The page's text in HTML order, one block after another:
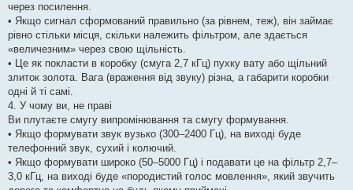
через посилення.
• Якщо сигнал сформований правильно (за рівнем, теж), він займає
рівно стільки місця, скільки належить фільтром, але здається
«величезним» через свою щільність.
• Це як покласти в коробку (смуга 2,7 кГц) пухку вату або щільний
злиток золота. Вага (враження від звуку) різна, а габарити коробки
одні й ті самі.
4. У чому ви, не праві
Ви плутаєте смугу випромінювання та смугу формування.
• Якщо формувати звук вузько (300–2400 Гц), на виході буде
телефонний звук, сухий і колючий.
• Якщо формувати широко (50–5000 Гц) і подавати це на фільтр 2,7–
3,0 кГц, на виході буде «породистий голос мовлення», який звучить